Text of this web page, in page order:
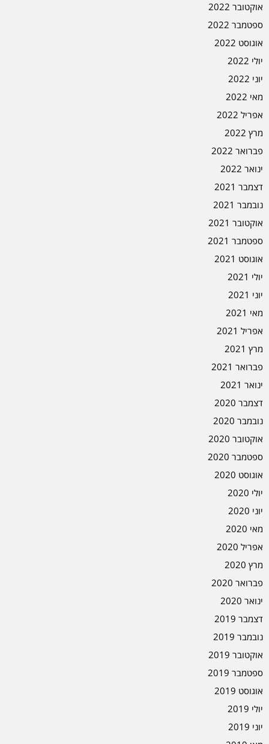
אוקטובר 2022
ספטמבר 2022
אוגוסט 2022
יולי 2022
יוני 2022
מאי 2022
אפריל 2022
מרץ 2022
פברואר 2022
ינואר 2022
דצמבר 2021
נובמבר 2021
אוקטובר 2021
ספטמבר 2021
אוגוסט 2021
יולי 2021
יוני 2021
מאי 2021
אפריל 2021
מרץ 2021
פברואר 2021
ינואר 2021
דצמבר 2020
נובמבר 2020
אוקטובר 2020
ספטמבר 2020
אוגוסט 2020
יולי 2020
יוני 2020
מאי 2020
אפריל 2020
מרץ 2020
פברואר 2020
ינואר 2020
דצמבר 2019
נובמבר 2019
אוקטובר 2019
ספטמבר 2019
אוגוסט 2019
יולי 2019
יוני 2019